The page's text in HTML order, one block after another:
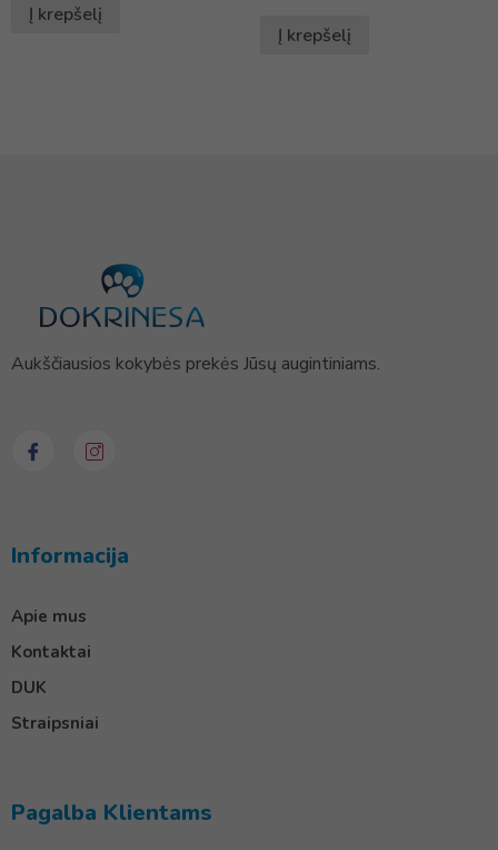
Į krepšelį
Į krepšelį
Aukščiausios kokybės prekės Jūsų augintiniams.
Informacija
Apie mus
Kontaktai
DUK
Straipsniai
Pagalba Klientams